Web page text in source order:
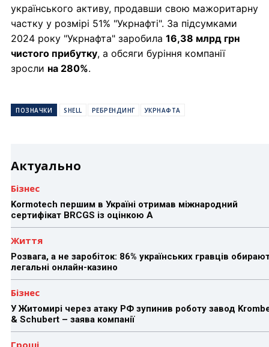
українського активу, продавши свою мажоритарну
частку у розмірі 51% "Укрнафті". За підсумками
2024 року "Укрнафта" заробила 16,38 млрд грн
чистого прибутку, а обсяги буріння компанії
зросли на 280%.
ПОЗНАЧКИ SHELL РЕБРЕНДИНГ УКРНАФТА
Актуально
Бізнес
Kormotech першим в Україні отримав міжнародний
сертифікат BRCGS із оцінкою A
Життя
Розвага, а не заробіток: 86% українських гравців
легальні онлайн-казино
Бізнес
У Житомирі через атаку РФ зупинив роботу завод
& Schubert – заява компанії
Гроші